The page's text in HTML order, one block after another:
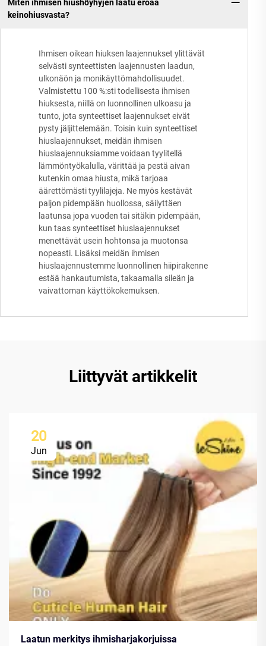
Miten ihmisen hiushöyhyjen laatu eroaa
keinohiusvasta?
Ihmisen oikean hiuksen laajennukset ylittävät
selvästi synteettisten laajennusten laadun,
ulkonäön ja monikäyttömahdollisuudet.
Valmistettu 100 %:sti todellisesta ihmisen
hiuksesta, niillä on luonnollinen ulkoasu ja
tunto, jota synteettiset laajennukset eivät
pysty jäljittelemään. Toisin kuin synteettiset
hiuslaajennukset, meidän ihmisen
hiuslaajennuksiamme voidaan tyylitellä
lämmöntyökalulla, värittää ja pestä aivan
kutenkin omaa hiusta, mikä tarjoaa
äärettömästi tyylilajeja. Ne myös kestävät
paljon pidempään huollossa, säilyttäen
laatunsa jopa vuoden tai sitäkin pidempään,
kun taas synteettiset hiuslaajennukset
menettävät usein hohtonsa ja muotonsa
nopeasti. Lisäksi meidän ihmisen
hiuslaajennustemme luonnollinen hiipirakenne
estää hankautumista, takaamalla sileän ja
vaivattoman käyttökokemuksen.
Liittyvät artikkelit
20
Jun
Laatun merkitys ihmisharjakorjuissa